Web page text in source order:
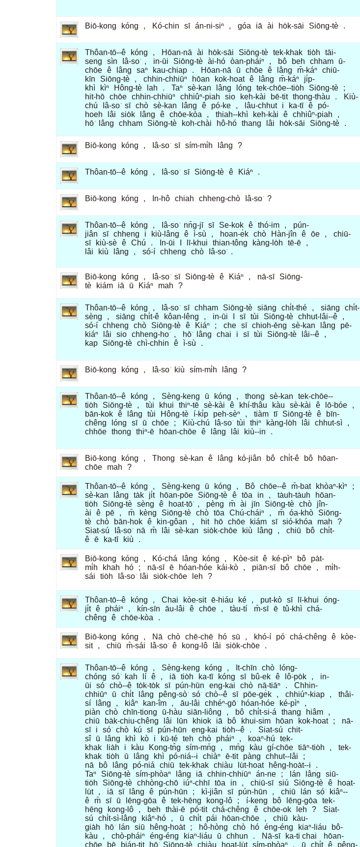
Biō-kong kóng , Kó-chin sī án-ni-siⁿ , góa iā ài ho̍k-sāi Siōng-tè .
Thôan-tō--ê kóng , Hōan-nā ài ho̍k-sāi Siōng-tè tek-khak tio̍h
tāi-
seng
sìn Iâ-so͘ , in-ūi Siōng-tè ài-hó òan-pháiⁿ , bô beh chham
ū-
chōe ê lâng saⁿ kau-chiap . Hōan-nā ū chōe ê lâng m̄-káⁿ
chiū-
kīn
Siōng-tè , chhin-chhiūⁿ hōan kok-hoat ê lâng m̄-káⁿ
ji̍p-
khì
kìⁿ Hông-tè lah . Taⁿ sè-kan lâng lóng tek-chōe--tio̍h Siōng-tè
;
hit-hō chōe chhin-chhiūⁿ chhiûⁿ-piah sio keh-kài bē-tit thong-thàu .
Kiù-
chú
Iâ-so͘ sī chò sè-kan lâng ê pó-ke , lâu-chhut i ka-tī ê
pó-
hoeh
lâi sio̍k lâng ê chōe-kòa , thiah--khì keh-kài ê chhiûⁿ-piah
,
hō͘
lâng chham Siōng-tè koh-chài hô-hó thang lâi ho̍k-sāi Siōng-tè .
Biō-kong kóng , Iâ-so͘ sī sím-mi̍h lâng ?
Thôan-tō--ê kóng , Iâ-so͘ sī Siōng-tè ê Kiáⁿ .
Biō-kong kóng , In-hô chiah chheng-chò Iâ-so͘ ?
Thôan-tō--ê kóng , Iâ-so͘ nn̄g-jī sī Se-kok ê thó͘-im ,
pún-
jiân
sī chheng i kiù-lâng ê ì-sù , hoan-e̍k chò Hàn-jîn ê ōe ,
chiū-
sī
kiù-sè ê Chú . In-ūi lī-khui thian-tông kàng-lo̍h tē-ē
,
lâi
kiù lâng , só͘-í chheng chò Iâ-so͘ .
Biō-kong kóng , Iâ-so͘ sī Siōng-tè ê Kiáⁿ , nā-sī
Siōng-
tè
kiám iā ū Kiáⁿ mah ?
Thôan-tō--ê kóng , Iâ-so͘ sī chham Siōng-tè siāng chi̍t-thé , siāng
chi̍t-
sèng
, siāng chi̍t-ê kôan-lêng , in-ūi sī tùi Siōng-tè chhut-lâi--ê
,
só͘-í chheng chò Siōng-tè ê Kiáⁿ ; che sī chioh-ēng sè-kan lâng
pē-
kiáⁿ
lâi sio chheng-ho͘ , hō͘ lâng chai i sī tùi Siōng-tè lâi--ê
,
kap
Siōng-tè chì-chhin ê ì-sù .
Biō-kong kóng , Iâ-so͘ kiù sím-mi̍h lâng ?
Thôan-tō--ê kóng , Sèng-keng ū kóng , thong sè-kan
tek-chōe--
tio̍h
Siōng-tè , tùi khui thiⁿ-tē sè-kài ê khí-thâu kàu sè-kài ê lō͘-bóe
,
bān-kok ê lâng tùi Hông-tè í-ki̍p peh-sèⁿ , tiàm tī Siōng-tè ê
bīn-
chêng
lóng sī ū chōe ; Kiù-chú Iâ-so͘ tùi thiⁿ kàng-lo̍h lâi chhut-sì
,
chhōe thong thiⁿ-ē hōan-chōe ê lâng lâi kiù--in .
Biō-kong kóng , Thong sè-kan ê lâng kó-jiân bô chi̍t-ê bô
hōan-
chōe
mah ?
Thôan-tō--ê kóng , Sèng-keng ū kóng , Bô chōe--ê m̄-bat khòaⁿ-kìⁿ
;
sè-kan
lâng ta̍k ji̍t hōan-pōe Siōng-tè ê tōa in , ta̍uh-ta̍uh
hōan-
tio̍h
Siōng-tè sèng ê hoat-tō͘ , pèng m̄ ài jīn Siōng-tè chò
jîn-
ài
ê pē , m̄ kèng Siōng-tè chò tōa Chú-cháiⁿ , m̄ óa-khò
Siōng-
tè chò bān-hok ê kin-gôan , hit hō chōe kiám sī sió-khóa mah
?
Siat-sú
Iâ-so͘ nā m̄ lâi sè-kan sio̍k-chōe kiù lâng , chiū bô chi̍t-
ê ē ka-tī kiù .
Biō-kong kóng , Kó͘-chá lâng kóng , Kòe-sit ê ké-pìⁿ bô
pa̍t-
mi̍h
khah hó ; nā-sī ē hóan-hóe kái-kò , piān-sī bô chōe ,
mi̍h-
sái
tio̍h Iâ-so͘ lâi sio̍k-chōe leh ?
Thôan-tō--ê kóng , Chai kòe-sit ē-hiáu ké , put-kò sī lī-khui
óng-
ji̍t ê pháiⁿ , kín-sīn āu-lâi ê chōe , tàu-tí m̄-sī ē tû-khì chá-
chêng
ê chōe-kòa .
Biō-kong kóng , Nā chò chē-chē hó sū , khó-í pó͘ chá-chêng ê
kòe-
sit
, chiū m̄-sái Iâ-so͘ ê kong-lô lâi sio̍k-chōe .
Thôan-tō--ê kóng , Sèng-keng kóng , It-chīn chò
lóng-
chóng
só͘ kah lí ê , iā tio̍h ka-tī kóng sī bû-ek ê lô͘-po̍k ,
in-
ūi
só͘ chò--ê to̍k-to̍k sī pún-hūn eng-kai chò nā-tiāⁿ .
Chhin-
chhiūⁿ
ū chi̍t lâng pêng-sò͘ só͘ chò--ê sī pōe-ge̍k , chhiúⁿ-kiap ,
thâi-
sí
lâng , kiâⁿ kan-îm , āu-lâi chhéⁿ-gō͘ hóan-hóe ké-pìⁿ
,
piàn
chò chīn-tiong ū-hàu siān-liông , bô chi̍t-si-á thang hiâm
,
chiū
ba̍k-chiu-chêng lâi lūn khiok iā bô khui-sim hōan kok-hoat ;
nā-
sī
i só͘ chò kú sī pún-hūn eng-kai tio̍h--ê . Siat-sú
chit-
sî
ū lâng khì kò i kū-té teh chò pháiⁿ , koaⁿ-hú
tek-
khak
lia̍h i kàu Kong-tn̂g sím-mn̄g , mn̄g kàu gí-chōe tiāⁿ-tio̍h ,
tek-
khak tio̍h ū lâng khì pó-niá--i chiàⁿ ē-tit pàng chhut--lâi
;
nā
bô lâng pó-niá chiū tek-khak chiàu lu̍t-hoat hêng-hoa̍t--i
.
Taⁿ
Siōng-tè sím-phòaⁿ lâng iā chhin-chhiūⁿ án-ne ; lán lâng
siū-
tio̍h
Siōng-tè chhòng-chō iúⁿ-chhī tōa in , chiū-sī siú Siōng-tè ê
hoat-
lu̍t
, iā sī lâng ê pún-hūn ; kì-jiân sī pún-hūn , chiū lán só͘
kiâⁿ--
ê
m̄ sī ū lēng-gōa ê tek-hēng kong-lô ; í-keng bô lēng-gōa
tek-
hēng
kong-lô , beh thài-ē pó͘-tit chá-chêng ê chōe-ok leh ?
Siat-
sú
chi̍t-sì-lâng kiâⁿ-hó , ū chi̍t pái hōan-chōe , chiū
kàu-
gia̍h
hō͘ lán siū hêng-hoa̍t ; hô-hòng chò hó éng-éng kiaⁿ-liáu
bô-
kàu
, chò-pháiⁿ éng-éng kiaⁿ-liáu ū chhun . Nā-sī ka-ti chai
hōan-
chōe
bē bián-tit hō͘ Siōng-tè chiàu hoat-lu̍t sím-phòaⁿ , ū chi̍t ê pêng-